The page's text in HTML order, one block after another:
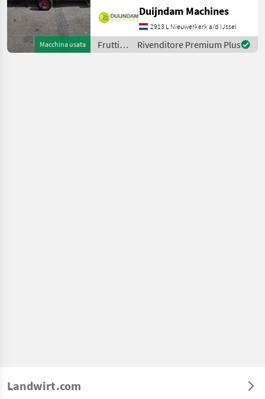
Macchina usata
für 6-cm-Kompostblöcke
verwendet werden
kann.Diese Topfpress
Duijndam Machines
2913 L Nieuwerkerk a/d IJssel
Frutticoltura
/
Rivenditore Premium Plus
Landwirt.com